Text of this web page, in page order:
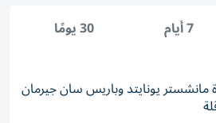
7 أيام 30 يومًا
مانشستر يونايتد وباريس سان جيرمان